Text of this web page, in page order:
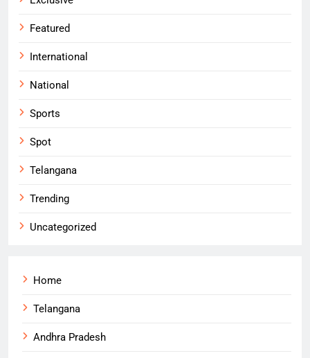
Featured
International
National
Sports
Spot
Telangana
Trending
Uncategorized
Home
Telangana
Andhra Pradesh